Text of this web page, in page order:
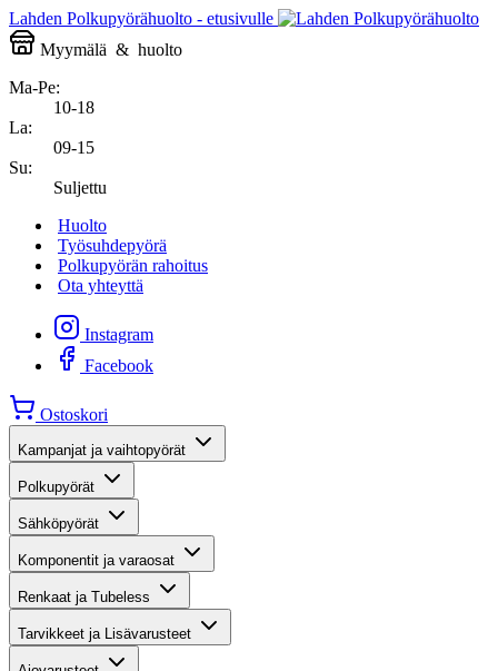
Lahden Polkupyörähuolto - etusivulle
Myymälä & huolto
Ma-Pe:
10-18
La:
09-15
Su:
Suljettu
Huolto
Työsuhdepyörä
Polkupyörän rahoitus
Ota yhteyttä
Instagram
Facebook
Ostoskori
Kampanjat ja vaihtopyörät
Polkupyörät
Sähköpyörät
Komponentit ja varaosat
Renkaat ja Tubeless
Tarvikkeet ja Lisävarusteet